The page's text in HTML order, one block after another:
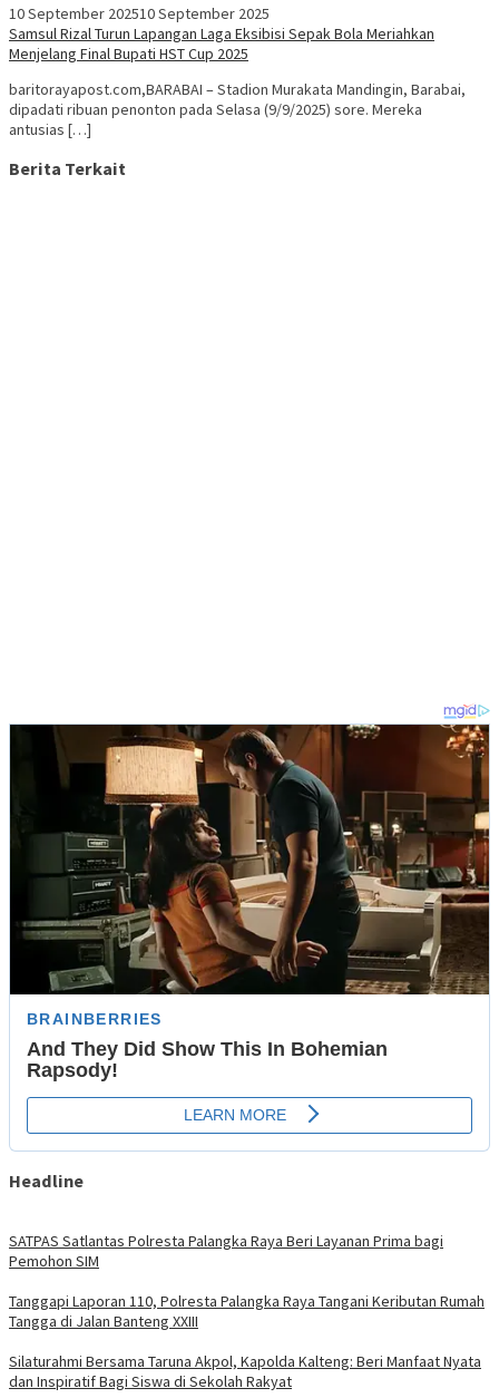
10 September 202510 September 2025
Samsul Rizal Turun Lapangan Laga Eksibisi Sepak Bola Meriahkan
Menjelang Final Bupati HST Cup 2025
baritorayapost.com,BARABAI – Stadion Murakata Mandingin, Barabai,
dipadati ribuan penonton pada Selasa (9/9/2025) sore. Mereka
antusias […]
Berita Terkait
Headline
SATPAS Satlantas Polresta Palangka Raya Beri Layanan Prima bagi
Pemohon SIM
Tanggapi Laporan 110, Polresta Palangka Raya Tangani Keributan Rumah
Tangga di Jalan Banteng XXIII
Silaturahmi Bersama Taruna Akpol, Kapolda Kalteng: Beri Manfaat Nyata
dan Inspiratif Bagi Siswa di Sekolah Rakyat